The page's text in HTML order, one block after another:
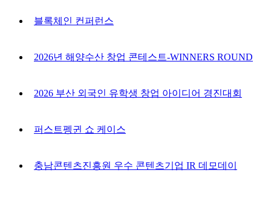
블록체인 컨퍼런스
2026년 해양수산 창업 콘테스트-WINNERS ROUND
2026 부산 외국인 유학생 창업 아이디어 경진대회
퍼스트펭귄 쇼 케이스
충남콘텐츠진흥원 우수 콘텐츠기업 IR 데모데이